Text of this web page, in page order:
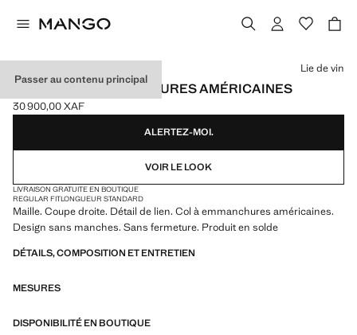
Passer au contenu principal
TOP MAILLE EMMANCHURES AMÉRICAINES
Prix actuel [30 900,00 XAF ]
30 900,00 XAF
Choisissez une couleur
Lie de vin
ALERTEZ-MOI.
VOIR LE LOOK
LIVRAISON GRATUITE EN BOUTIQUE
REGULAR FITLONGUEUR STANDARD
Maille. Coupe droite. Détail de lien. Col à emmanchures américaines.
Design sans manches. Sans fermeture. Produit en solde
DÉTAILS, COMPOSITION ET ENTRETIEN
MESURES
DISPONIBILITÉ EN BOUTIQUE